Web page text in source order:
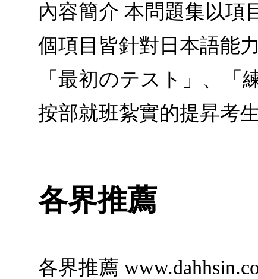
內容簡介 本問題集以項
個項目皆針對日本語能
「最初のテスト」、「
按部就班紮實的提昇考
各界推薦
各界推薦